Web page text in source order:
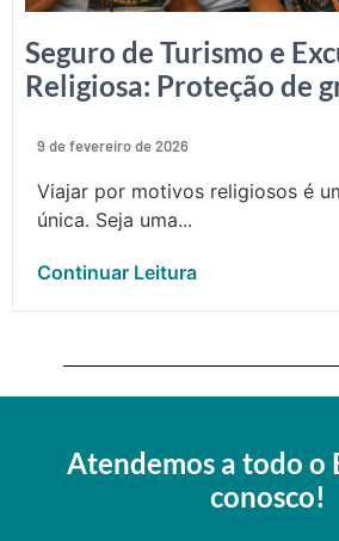
Seguro de Turismo e
Religiosa: Proteção de
9 de fevereiro de 2026
Viajar por motivos religiosos é
única. Seja uma...
Continuar Leitura
Atendemos a todo o
conosco!